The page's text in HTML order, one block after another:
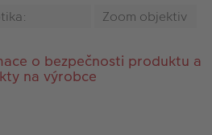
Zoom objektiv
o bezpečnosti produktu a
na výrobce